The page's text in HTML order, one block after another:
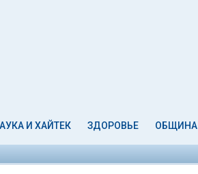
И ХАЙТЕК ЗДОРОВЬЕ ОБЩИНА